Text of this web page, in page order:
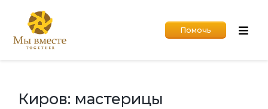
Помочь
Киров: мастерицы